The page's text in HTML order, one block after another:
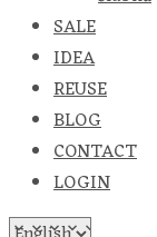
SALE
IDEA
REUSE
BLOG
CONTACT
LOGIN